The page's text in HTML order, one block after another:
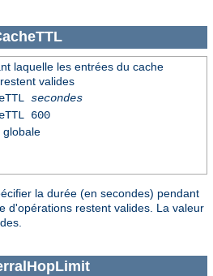
laquelle les entrées du cache
valides
secondes
600
globale
la durée (en secondes) pendant
d'opérations restent valides. La valeur